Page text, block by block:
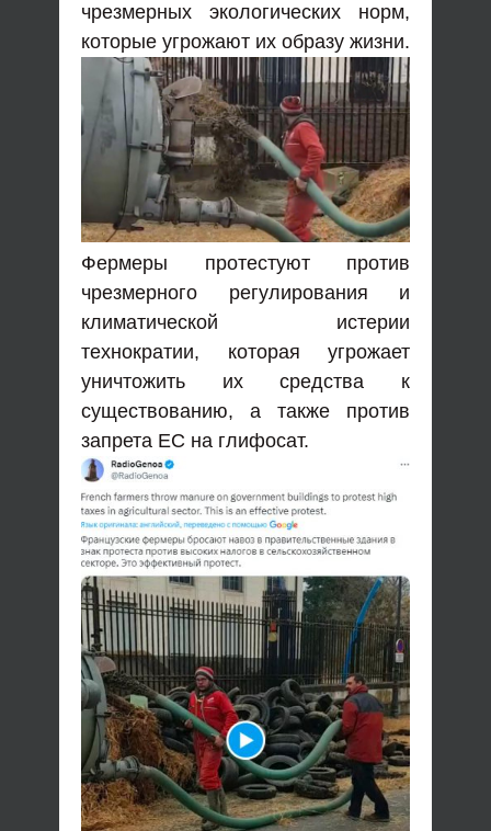
чрезмерных экологических норм,
которые угрожают их образу жизни.
Фермеры протестуют против
чрезмерного регулирования и
климатической истерии
технократии, которая угрожает
уничтожить их средства к
существованию, а также против
запрета ЕС на глифосат.